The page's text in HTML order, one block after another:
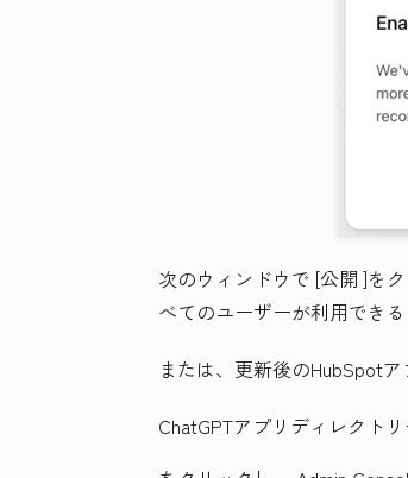
次のウィンドウで [公開 ]を
べてのユーザーが利用できる
または、更新後のHubSpot
ChatGPTアプリディレクト